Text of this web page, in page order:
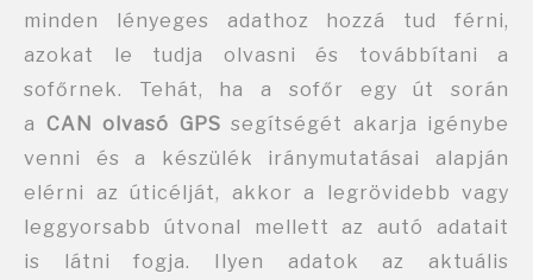
minden lényeges adathoz hozzá tud férni,
azokat le tudja olvasni és továbbítani a
sofőrnek. Tehát, ha a sofőr egy út során
a CAN olvasó GPS segítségét akarja igénybe
venni és a készülék iránymutatásai alapján
elérni az úticélját, akkor a legrövidebb vagy
leggyorsabb útvonal mellett az autó adatait
is látni fogja. Ilyen adatok az aktuális